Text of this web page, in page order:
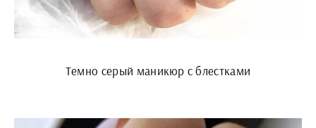
Темно серый маникюр с блестками